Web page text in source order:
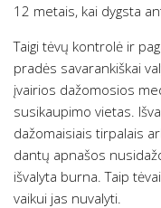
12 metais, kai dygsta
Taigi tėvų kontrolė ir
pradės savarankiškai
įvairios dažomosios
susikaupimo vietas.
dažomaisiais tirpalais
dantų apnašos
išvalyta burna. Taip
vaikui jas nuvalyti.